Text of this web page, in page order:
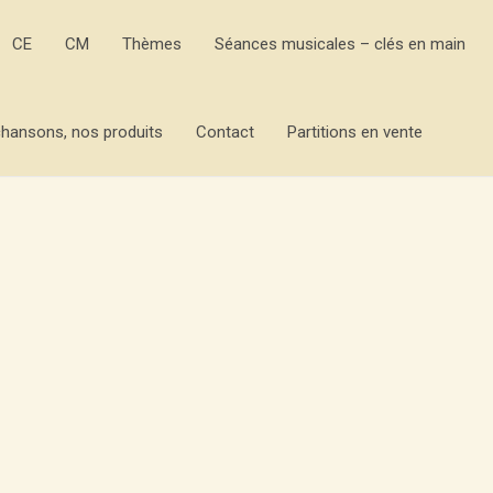
CE CM Thèmes Séances musicales – clés en main
nos produits Contact Partitions en vente